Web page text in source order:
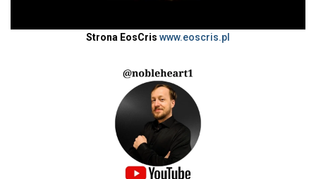
Strona EosCris www.eoscris.pl